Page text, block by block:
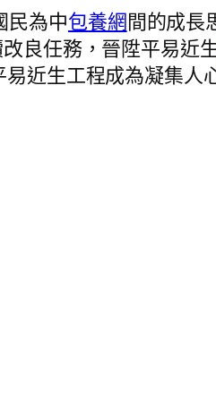
民為中包養網間的成長
良任務，晉陞平易近
近生工程成為凝集人